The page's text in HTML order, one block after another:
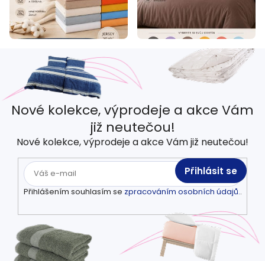
Nové kolekce, výprodeje a akce Vám
již neutečou!
Nové kolekce, výprodeje a akce Vám již neutečou!
Přihlášením souhlasím se zpracováním osobních údajů..
Přihlásit se